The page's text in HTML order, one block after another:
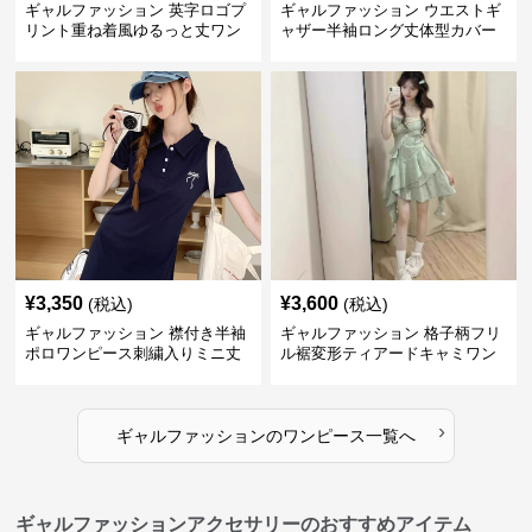
ギャルファッション 英字ロゴプ
リント重ね着風ゆるっと丈ワン
ギャルファッション ウエストギ
ャザー半袖ロング丈体型カバー
¥3,350 (税込)
ギャルファッション 襟付き半袖
ポロワンピース刺繍入りミニ丈
¥3,600 (税込)
ギャルファッション 格子柄フリ
ル裾変形ティアードキャミワン
ギャルファッションのワンピース一覧へ ›
ギャルファッションアクセサリーのおすすめアイテム